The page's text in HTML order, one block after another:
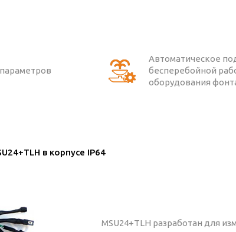
Автоматическое
бесперебойной
оборудования
в корпусе IP64
MSU24+TLH разработан для